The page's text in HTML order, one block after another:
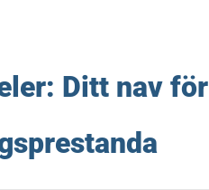
Ditt nav för